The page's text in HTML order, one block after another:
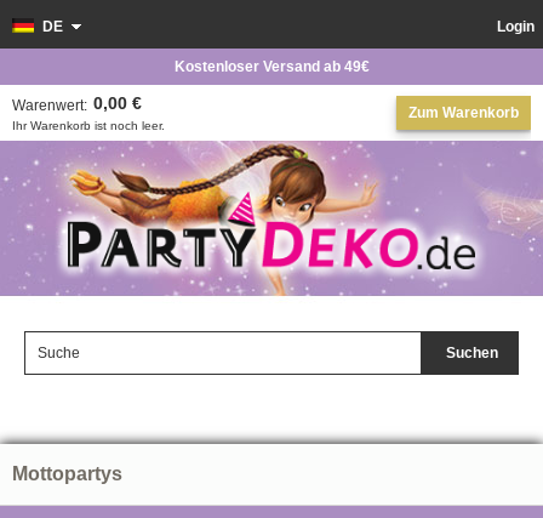
Suchen
Login
DE
Zum Warenkorb
Ihr Warenkorb ist noch leer.
Warenwert: 0,00 €
Kostenloser Versand ab 49€
Mottopartys